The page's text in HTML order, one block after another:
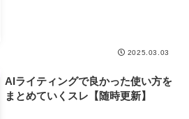
2025.03.03
AIライティングで良かった使い方を
まとめていくスレ【随時更新】